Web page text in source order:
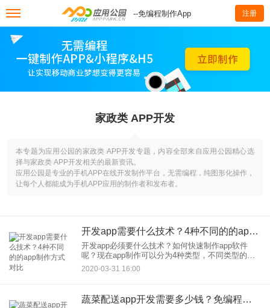
--免编程制作App 注册
家政类 APP开发
本专题为应用公园的家政类 APP开发专题，内容全部来自应用公园精心选
择与家政类 APP开发相关的最新资讯。
应用公园是专业的手机APP在线开发制作平台，无需编程，纯图形化操作，
让每个人都能成为手机APP应用的制作者和发布者。
开发app需要什么技术？4种不同的的app制作方式对比
开发app必须要什么技术？如何快速制作app软件
呢？现在app制作可以分为4种类型，不同类型的开
发技术、开发方式、费用及周期完全不同，这里为
大家进行对比分析。第1种：原生app开发原生app开
2020-03-31 16:00
蔬菜配送app开发需要多少钱？免编程自己制作买菜app